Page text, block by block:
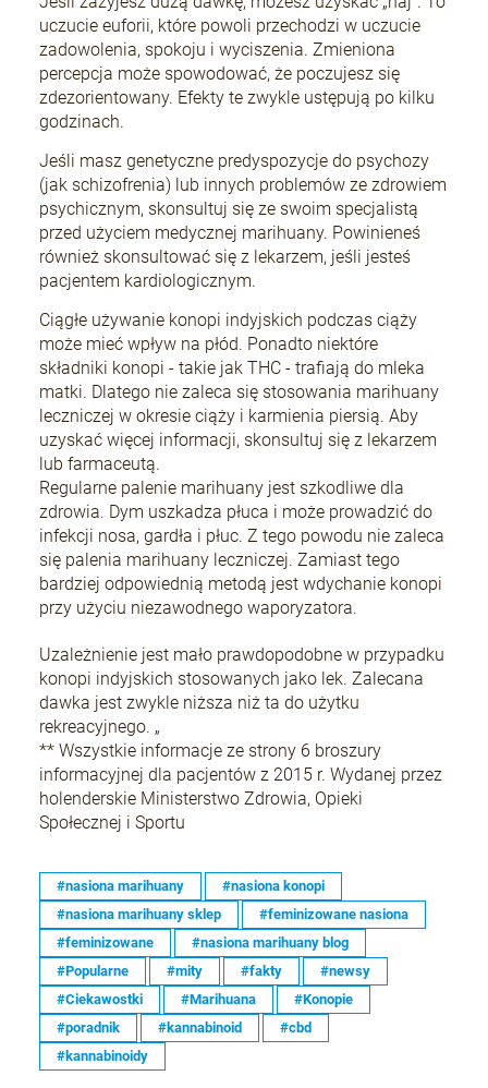
uczucie euforii, które powoli przechodzi w uczucie
zadowolenia, spokoju i wyciszenia. Zmieniona
percepcja może spowodować, że poczujesz się
zdezorientowany. Efekty te zwykle ustępują po kilku
godzinach.
Jeśli masz genetyczne predyspozycje do psychozy
(jak schizofrenia) lub innych problemów ze zdrowiem
psychicznym, skonsultuj się ze swoim specjalistą
przed użyciem medycznej marihuany. Powinieneś
również skonsultować się z lekarzem, jeśli jesteś
pacjentem kardiologicznym.
Ciągłe używanie konopi indyjskich podczas ciąży
może mieć wpływ na płód. Ponadto niektóre
składniki konopi - takie jak THC - trafiają do mleka
matki. Dlatego nie zaleca się stosowania marihuany
leczniczej w okresie ciąży i karmienia piersią. Aby
uzyskać więcej informacji, skonsultuj się z lekarzem
lub farmaceutą.
Regularne palenie marihuany jest szkodliwe dla
zdrowia. Dym uszkadza płuca i może prowadzić do
infekcji nosa, gardła i płuc. Z tego powodu nie zaleca
się palenia marihuany leczniczej. Zamiast tego
bardziej odpowiednią metodą jest wdychanie konopi
przy użyciu niezawodnego waporyzatora.
Uzależnienie jest mało prawdopodobne w przypadku
konopi indyjskich stosowanych jako lek. Zalecana
dawka jest zwykle niższa niż ta do użytku
rekreacyjnego. „
** Wszystkie informacje ze strony 6 broszury
informacyjnej dla pacjentów z 2015 r. Wydanej przez
holenderskie Ministerstwo Zdrowia, Opieki
Społecznej i Sportu
#nasiona marihuany
#nasiona konopi
#nasiona marihuany sklep
#feminizowane nasiona
#feminizowane
#nasiona marihuany blog
#Popularne
#mity #fakty
#newsy
#Ciekawostki
#Marihuana
#Konopie
#poradnik
#kannabinoid
#cbd
#kannabinoidy